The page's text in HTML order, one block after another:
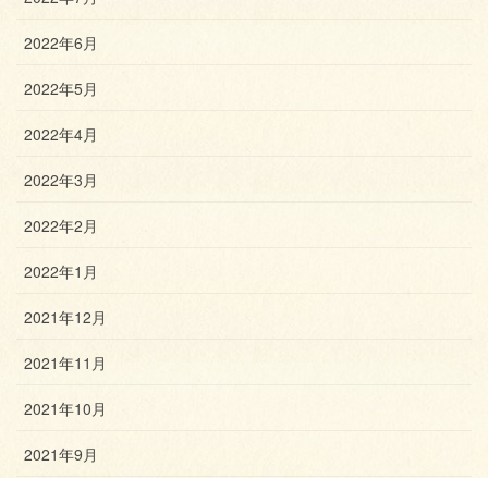
2022年6月
2022年5月
2022年4月
2022年3月
2022年2月
2022年1月
2021年12月
2021年11月
2021年10月
2021年9月